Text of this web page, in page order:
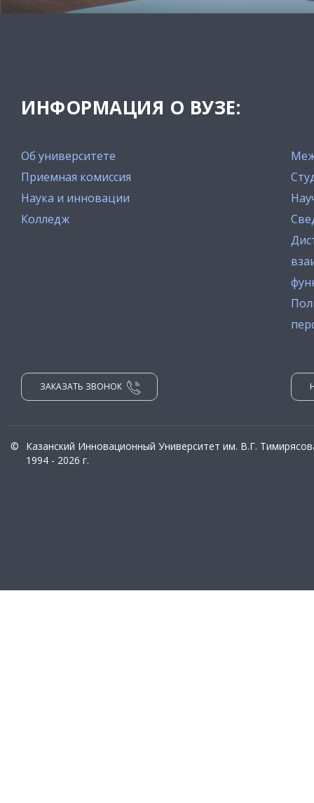
ИНФОРМАЦИЯ О ВУЗЕ:
Об университете
Приемная комиссия
Наука и инновации
Колледж
ЗАКАЗАТЬ ЗВОНОК
©
Казанский Инновационный Университет им. В.Г.
1994 - 2026 г.